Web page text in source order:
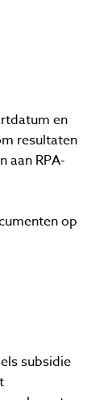
en
resultaten
aan RPA-
op
subsidie